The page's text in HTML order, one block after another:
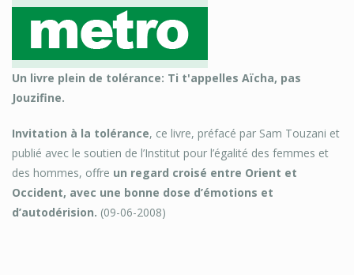
Un livre plein de tolérance: Ti t'appelles Aïcha, pas
Jouzifine.
Invitation à la tolérance, ce livre, préfacé par Sam Touzani et
publié avec le soutien de l’Institut pour l’égalité des femmes et
des hommes, offre un regard croisé entre Orient et
Occident, avec une bonne dose d’émotions et
d’autodérision. (09-06-2008)